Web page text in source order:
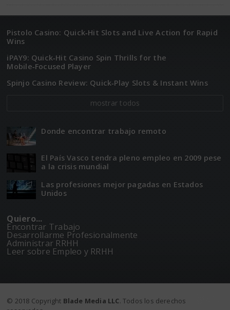
Pistolo Casino: Quick‑Hit Slots and Live Action for Rapid
Wins
iPAY9: Quick‑Hit Casino Spin Thrills for the
Mobile‑Focused Player
Spinjo Casino Review: Quick‑Play Slots & Instant Wins
mostrar todos
Donde encontrar trabajo remoto
El Paí­­s Vasco tendra pleno empleo en 2009 pese
a la crisis mundial
Las profesiones mejor pagadas en Estados
Unidos
Quiero...
Encontrar Trabajo
Desarrollarme Profesionalmente
Administrar RRHH
Leer sobre Empleo y RRHH
© 2018 Copyright Blade Media LLC. Todos los derechos